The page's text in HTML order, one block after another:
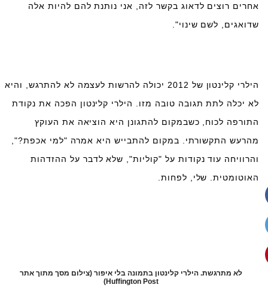
אחרים רוצים לדאוג בקשר לזה, אני נותנת להם להיות אלה
שדואגים, לשם שינוי".
הילרי קלינטון של 2012 יכולה להרשות לעצמה לא להתרגש, והיא
לא יכלה לתת תגובה טובה מזו. הילרי קלינטון הפכה את נקודת
התורפה לכוח, כשבמקום להתגונן היא הוציאה את העוקץ
מהרעש התקשורתי. במקום להתבייש היא אמרה "למי אכפת?",
והרוויחה עוד נקודות על "קוליות", שלא לדבר על ההזדהות
האוטומטית. שלי, לפחות.
לא מתרגשת. הילרי קלינטון בתמונה בלי איפור (צילום מסך מתוך אתר
Huffington Post)